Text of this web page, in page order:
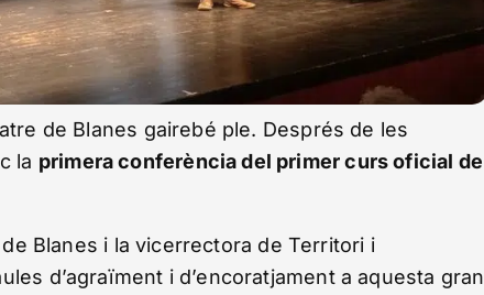
de Blanes gairebé ple. Després de les
la primera conferència del primer curs oficial de
de Blanes i la vicerrectora de Territori i
d’agraïment i d’encoratjament a aquesta gran